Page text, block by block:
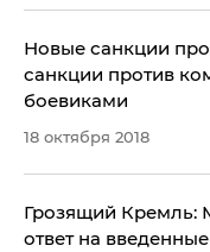
Новые санкции
санкции против
боевиками
18 октября 2018
Грозящий Кремль:
ответ на